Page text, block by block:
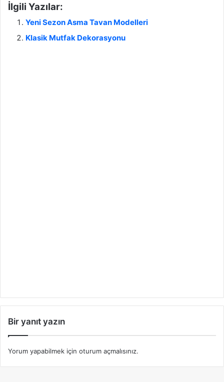
İlgili Yazılar:
Yeni Sezon Asma Tavan Modelleri
Klasik Mutfak Dekorasyonu
Bir yanıt yazın
Yorum yapabilmek için oturum açmalısınız.